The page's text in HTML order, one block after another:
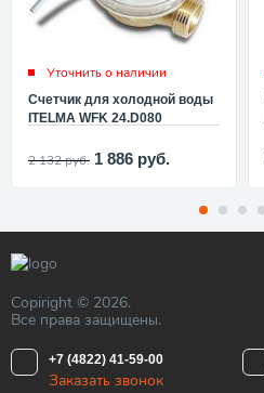
Уточнить о наличии
Счетчик для холодной воды
ITELMA WFK 24.D080
2 132руб. 1 886 руб.
Copiright © 2026.
Все права защищены.
+7 (4822) 41-59-00
Заказать звонок